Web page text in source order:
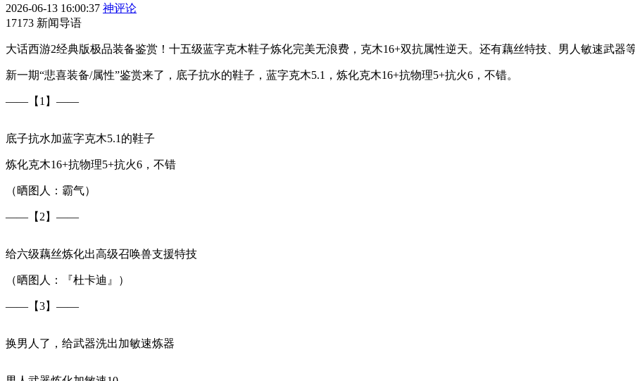
2026-06-13 16:00:37 神评论
17173 新闻导语
大话西游2经典版极品装备鉴赏！十五级蓝字克木鞋子炼化完美无浪费，克木16+双抗属性逆天。还有藕丝特技、男人敏速武器
新一期“悲喜装备/属性”鉴赏来了，底子抗水的鞋子，蓝字克木5.1，炼化克木16+抗物理5+抗火6，不错。
——【1】——
底子抗水加蓝字克木5.1的鞋子
炼化克木16+抗物理5+抗火6，不错
（晒图人：霸气）
——【2】——
给六级藕丝炼化出高级召唤兽支援特技
（晒图人：『杜卡迪』）
——【3】——
换男人了，给武器洗出加敏速炼器